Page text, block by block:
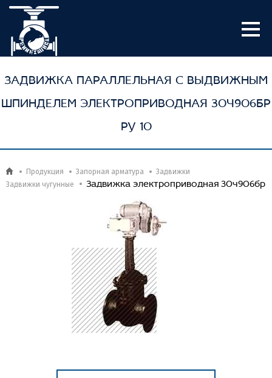
ЗAДВИЖКA ПАРАЛЛЕЛЬНАЯ С ВЫДВИЖНЫМ
ШПИНДЕЛЕМ ЭЛЕКТРОПРИВОДНАЯ 30Ч906БР
РУ 10
Продукция Запорная арматура
Задвижки
Задвижки чугунные
Задвижка электроприводная 30ч906бр